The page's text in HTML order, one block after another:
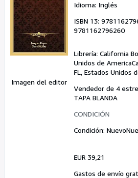
Imagen del editor
Idioma: Inglés
ISBN 13:
9781162796260
Librería: California
Unidos de America
FL, Estados Unidos
Vendedor de 4
TAPA BLANDA
CONDICIÓN
Condición: Nuevo
EUR 39,21
Gastos de envío